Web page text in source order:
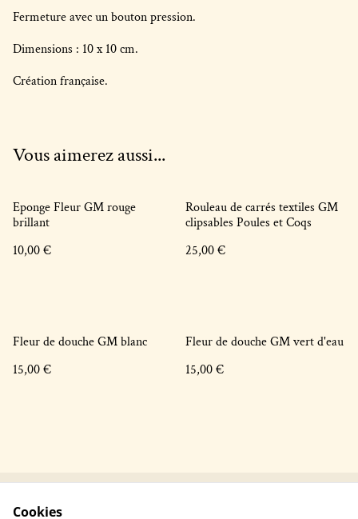
Fermeture avec un bouton pression.
Dimensions : 10 x 10 cm.
Création française.
Vous aimerez aussi...
Eponge Fleur GM rouge
brillant
10,00 €
Rouleau de carrés textiles GM
clipsables Poules et Coqs
25,00 €
Fleur de douche GM blanc
15,00 €
Fleur de douche GM vert d'eau
15,00 €
Cookies